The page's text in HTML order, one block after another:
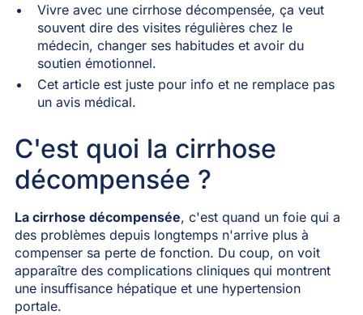
Vivre avec une cirrhose décompensée, ça veut
souvent dire des visites régulières chez le
médecin, changer ses habitudes et avoir du
soutien émotionnel.
Cet article est juste pour info et ne remplace pas
un avis médical.
C'est quoi la cirrhose
décompensée ?
La cirrhose décompensée, c'est quand un foie qui a
des problèmes depuis longtemps n'arrive plus à
compenser sa perte de fonction. Du coup, on voit
apparaître des complications cliniques qui montrent
une insuffisance hépatique et une hypertension
portale.